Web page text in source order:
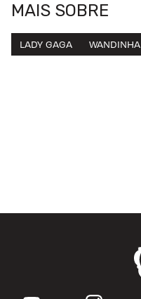
MAIS SOBRE
LADY GAGA WANDINHA